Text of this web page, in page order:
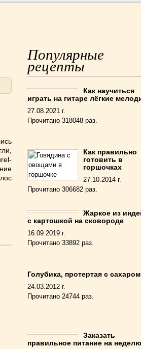
Популярные
рецепты
Как научиться
играть на гитаре лёгкие
27.08.2021 г.
Прочитано 318048 раз.
Как правильно
готовить в
горшочках
27.10.2014 г.
Прочитано 306682 раз.
Жаркое из
с картошкой на сковороде
16.09.2019 г.
Прочитано 33892 раз.
Голубика, протертая с сахаром
24.03.2012 г.
Прочитано 24744 раз.
Заказать
правильное питание на неделю